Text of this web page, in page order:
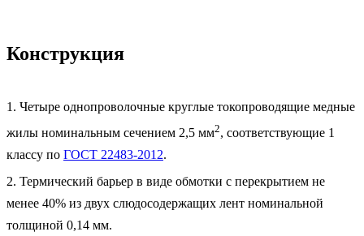
Конструкция
1. Четыре однопроволочные круглые токопроводящие медные
жилы номинальным сечением 2,5 мм2, соответствующие 1
классу по ГОСТ 22483-2012.
2. Термический барьер в виде обмотки с перекрытием не
менее 40% из двух слюдосодержащих лент номинальной
толщиной 0,14 мм.